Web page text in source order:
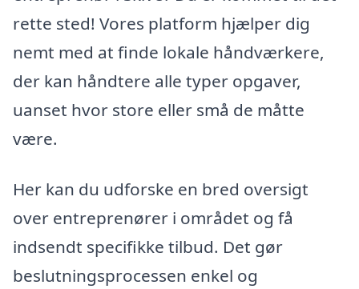
rette sted! Vores platform hjælper dig
nemt med at finde lokale håndværkere,
der kan håndtere alle typer opgaver,
uanset hvor store eller små de måtte
være.
Her kan du udforske en bred oversigt
over entreprenører i området og få
indsendt specifikke tilbud. Det gør
beslutningsprocessen enkel og